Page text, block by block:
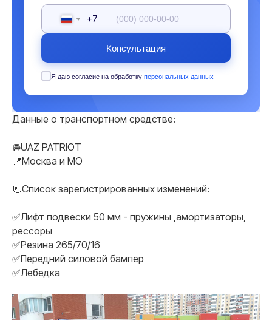
+7
Консультация
Я даю согласие на обработку персональных данных
Данные о транспортном средстве:
🚘UAZ PATRIOT
📍Москва и МO
📃Список зарегистрированных изменений:
✅Лифт подвески 50 мм - пружины ,амортизаторы,
рессоры
✅Резина 265/70/16
✅Передний силовой бампер
✅Лебедка